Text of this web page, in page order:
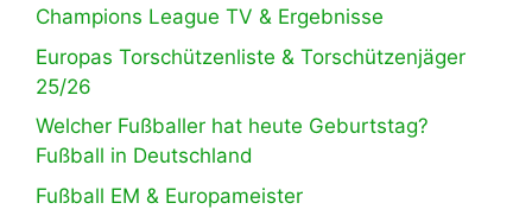
Champions League TV & Ergebnisse
Europas Torschützenliste & Torschützenjäger
25/26
Welcher Fußballer hat heute Geburtstag?
Fußball in Deutschland
Fußball EM & Europameister